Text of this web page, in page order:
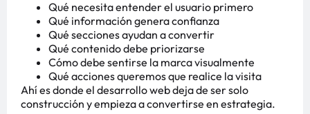
Qué necesita entender el usuario primero
Qué información genera confianza
Qué secciones ayudan a convertir
Qué contenido debe priorizarse
Cómo debe sentirse la marca visualmente
Qué acciones queremos que realice la visita
Ahí es donde el desarrollo web deja de ser solo
construcción y empieza a convertirse en estrategia.